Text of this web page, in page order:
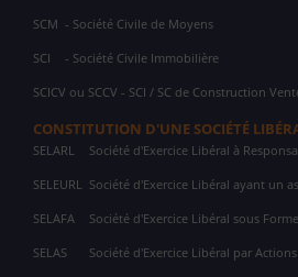
SCM - Société Civile de Moyens
SCI - Société Civile Immobilière
SCICV ou SCCV - SCI / SC de Construction
CONSTITUTION D'UNE SOCIÉTÉ
SELARL Société d'Exercice Libéral à
SELEURL Société d'Exercice Libéral ayant un
SELAFA Société d'Exercice Libéral sous
SELAS Société d'Exercice Libéral par